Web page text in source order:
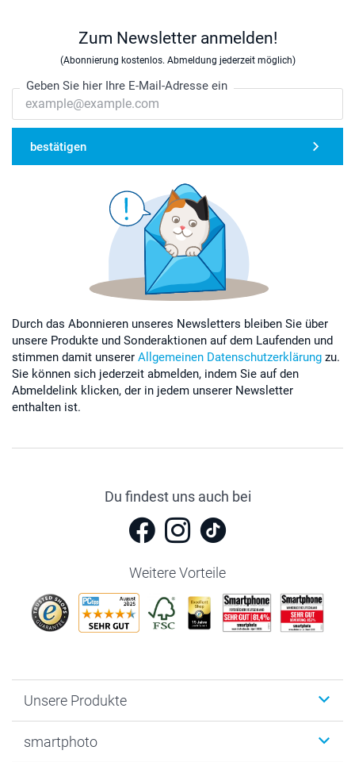
Zum Newsletter anmelden!
(Abonnierung kostenlos. Abmeldung jederzeit möglich)
Geben Sie hier Ihre E-Mail-Adresse ein
bestätigen
Durch das Abonnieren unseres Newsletters bleiben Sie über
unsere Produkte und Sonderaktionen auf dem Laufenden und
stimmen damit unserer Allgemeinen Datenschutzerklärung zu.
Sie können sich jederzeit abmelden, indem Sie auf den
Abmeldelink klicken, der in jedem unserer Newsletter
enthalten ist.
Du findest uns auch bei
Weitere Vorteile
Unsere Produkte
Fotogeschenke
smartphoto